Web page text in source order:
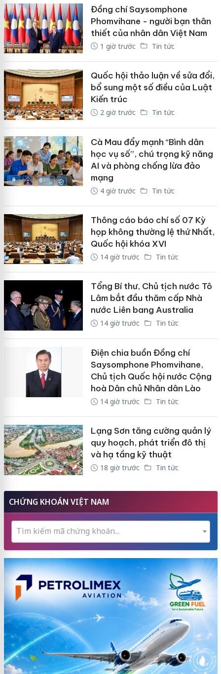
Đồng chí Saysomphone
Phomvihane - người bạn thân
thiết của nhân dân Việt Nam
1 giờ trước Tin tức
Quốc hội thảo luận về sửa đổi,
bổ sung một số điều của Luật
Kiến trúc
2 giờ trước Tin tức
Cà Mau đẩy mạnh “Bình dân
học vụ số”, chú trọng kỹ năng
AI và phòng chống lừa đảo
mạng
4 giờ trước Tin tức
Thông cáo báo chí số 07 Kỳ
họp không thường lệ thứ Nhất,
Quốc hội khóa XVI
14 giờ trước Tin tức
Tổng Bí thư, Chủ tịch nước Tô
Lâm bắt đầu thăm cấp Nhà
nước Liên bang Australia
14 giờ trước Tin tức
Điện chia buồn Đồng chí
Saysomphone Phomvihane,
Chủ tịch Quốc hội nước Cộng
hoà Dân chủ Nhân dân Lào
14 giờ trước Tin tức
Lạng Sơn tăng cường quản lý
quy hoạch, phát triển đô thị
và hạ tầng kỹ thuật
18 giờ trước Tin tức
CHỨNG KHOÁN VIỆT NAM
Tìm kiếm mã chứng khoán...